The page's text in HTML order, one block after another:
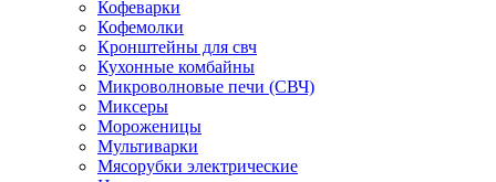
Кофеварки
Кофемолки
Кронштейны для свч
Кухонные комбайны
Микроволновые печи (СВЧ)
Миксеры
Мороженицы
Мультиварки
Мясорубки электрические